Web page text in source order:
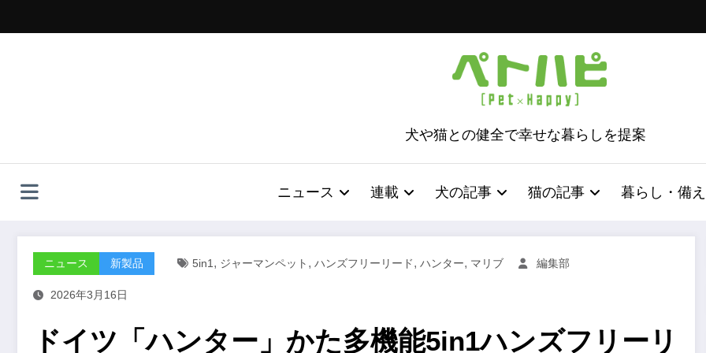
ッ
犬や猫との健全で幸せな暮らしを提案
ニュース 連載 犬の記事 猫の記事 暮らし・備え
ニュース 新製品 5in1 , ジャーマンペット , ハンズフリーリード, ハンター, マリブ 編集部
2026年3月16日
ドイツ「ハンター」かた多機能5in1ハンズフリーリ